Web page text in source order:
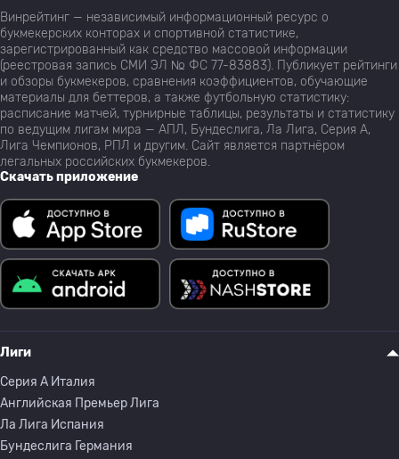
Винрейтинг — независимый информационный ресурс о
букмекерских конторах и спортивной статистике,
зарегистрированный как средство массовой информации
(реестровая запись СМИ ЭЛ № ФС 77-83883). Публикует рейтинги
и обзоры букмекеров, сравнения коэффициентов, обучающие
материалы для беттеров, а также футбольную статистику:
расписание матчей, турнирные таблицы, результаты и статистику
по ведущим лигам мира — АПЛ, Бундеслига, Ла Лига, Серия А,
Лига Чемпионов, РПЛ и другим. Сайт является партнёром
легальных российских букмекеров.
Скачать приложение
Лиги
Серия A Италия
Английская Премьер Лига
Ла Лига Испания
Бундеслига Германия